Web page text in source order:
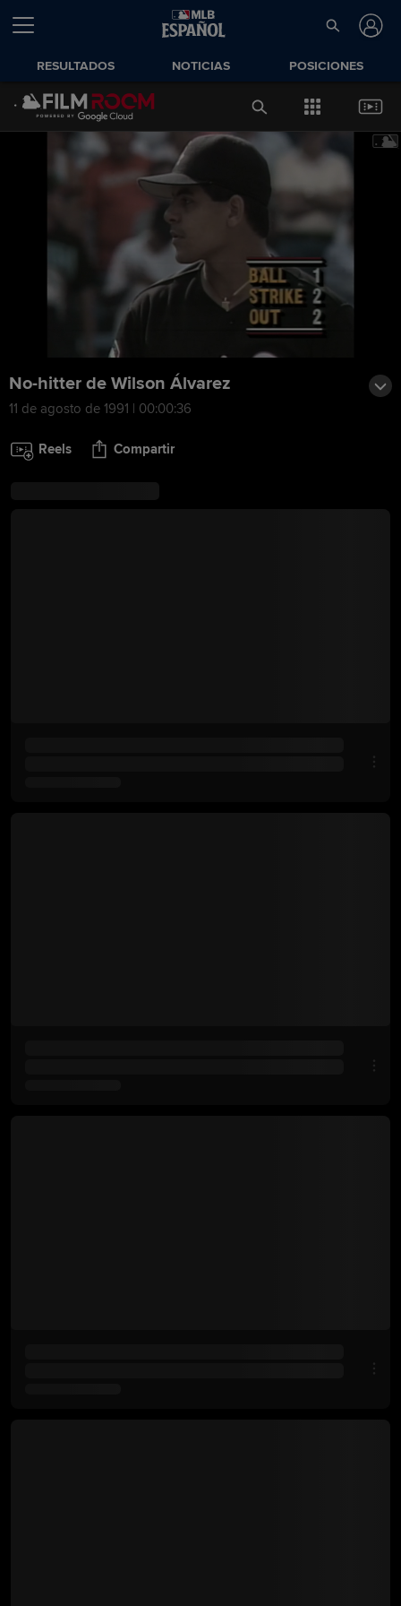
RESULTADOS NOTICIAS POSICIONES
No-hitter de Wilson Álvarez
11 de agosto de 1991 | 00:00:36
Reels Compartir